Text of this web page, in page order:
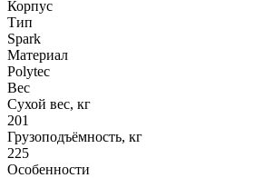
Корпус
Тип
Spark
Материал
Polytec
Вес
Сухой вес, кг
201
Грузоподъёмность, кг
225
Особенности